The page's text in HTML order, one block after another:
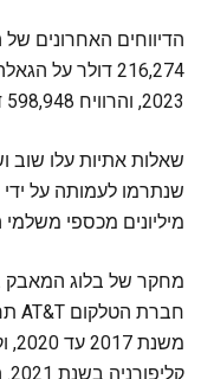
הדיווחים האחרונים
2023, והרוויח 598,948 דולר מהאירוע.
שאלות אתיות עלו שוב
שנתרמו לעמותה על
מיליונים מכספי
מחקר של בלוג